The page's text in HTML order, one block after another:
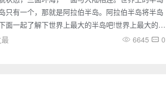
只有一个，那就是阿拉伯半岛。阿拉伯半岛将半岛
面一起了解下世界上最大的半岛吧!世界上最大的半
是世界上最大的半岛，总面积约为322万平方千
6645 0